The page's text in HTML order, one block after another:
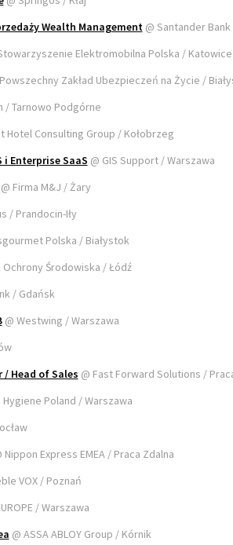
Wealth Management @ Santander
Elektromobilna Polska / Katowice
Zakład Ubezpieczeń na Życie /
/ Tarnowo Podgórne
Hotel Consulting Group / Kołobrzeg
i Enterprise SaaS @ GIS Support / Warszawa
@ Firma M&J / Żary
/ Prandocin-Iły
Polska / Białystok
Ochrony Środowiska / Łódź
/ Gdańsk
@ Westwing / Warszawa
/ Head of Sales @ Fast Forward Solutions /
Hygiene Poland / Warszawa
Nippon Express EMEA / Praca Zdalna
VOX / Poznań
/ Warszawa
@ ASSA ABLOY Group / Kórnik